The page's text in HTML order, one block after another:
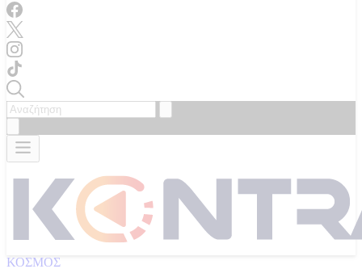
ΚΟΣΜΟΣ